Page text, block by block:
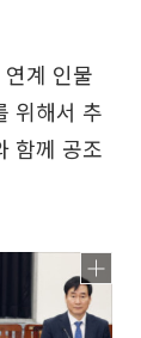
계 인물
위해서 추
함께 공조